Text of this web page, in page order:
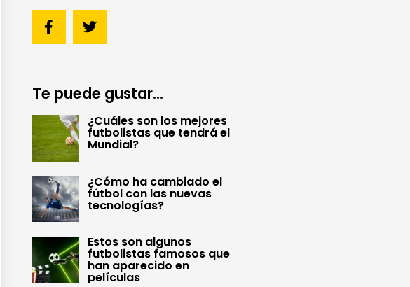
Te puede gustar...
¿Cuáles son los mejores
futbolistas que tendrá el
Mundial?
¿Cómo ha cambiado el
fútbol con las nuevas
tecnologías?
Estos son algunos
futbolistas famosos que
han aparecido en
películas